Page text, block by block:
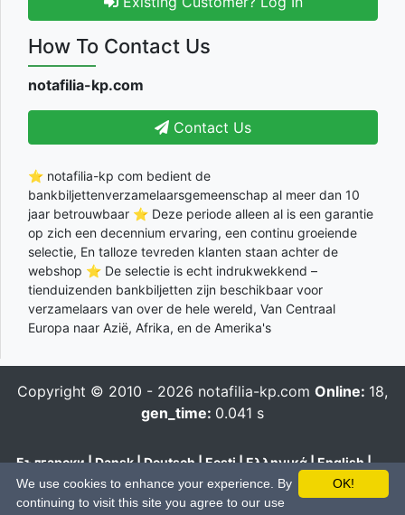
How To Contact Us
notafilia-kp.com
Contact Us
⭐ notafilia-kp com bedient de
bankbiljettenverzamelaarsgemeenschap al meer dan 10
jaar betrouwbaar ⭐ Deze periode alleen al is een garantie
op zich een decennium ervaring, een continu groeiende
selectie, En talloze tevreden klanten staan achter de
webshop ⭐ De selectie is echt indrukwekkend –
tienduizenden bankbiljetten zijn beschikbaar voor
verzamelaars van over de hele wereld, Van Centraal
Europa naar Azië, Afrika, en de Amerika's
Copyright © 2010 - 2026 notafilia-kp.com Online: 18,
gen_time: 0.041 s
Български|Dansk|Deutsch|Eesti|Ελληνικά|English|
Español|Français|Hrvatski|Italiano|Latviešu Lietuvių
Magyar|Nederlands|Polski|Português|Română|Pусский
OK!
We use cookies to enhance your experience. By
continuing to visit this site you agree to our use